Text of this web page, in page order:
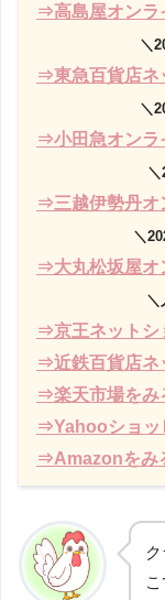
⇒高島屋オンラ
＼
⇒東急百貨店ネ
＼
⇒小田急オンラ
⇒三越伊勢丹オ
＼
⇒大丸松坂屋オ
＼
⇒京王ネットシ
⇒近鉄百貨店ネ
⇒楽天市場をみ
⇒Yahooショッ
⇒Amazonをみ